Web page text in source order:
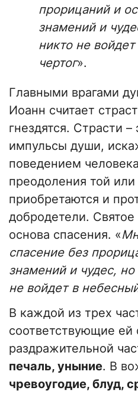
прорицаний и
знамений и
никто не
чертог».
Главными врагами
Иоанн считает
гнездятся. Страсти
импульсы души,
поведением
преодоления той
приобретаются и
добродетели.
основа спасения. «
спасение без
знамений и чудес,
не войдет в
В каждой из трех
соответствующие ей
раздражительной
печаль, уныние. В
чревоугодие, блуд,